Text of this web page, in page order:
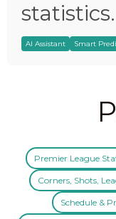
statistics.
AI Assistant Smart
Premier League
Corners, Shots,
Schedule &